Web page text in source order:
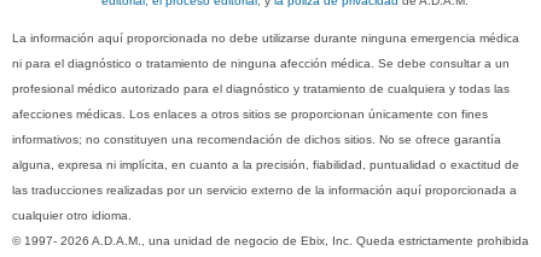
La información aquí proporcionada no debe utilizarse durante ninguna emergencia médica
ni para el diagnóstico o tratamiento de ninguna afección médica. Se debe consultar a un
profesional médico autorizado para el diagnóstico y tratamiento de cualquiera y todas las
afecciones médicas. Los enlaces a otros sitios se proporcionan únicamente con fines
informativos; no constituyen una recomendación de dichos sitios. No se ofrece garantía
alguna, expresa ni implícita, en cuanto a la precisión, fiabilidad, puntualidad o exactitud de
las traducciones realizadas por un servicio externo de la información aquí proporcionada a
cualquier otro idioma.
© 1997- 2026 A.D.A.M., una unidad de negocio de Ebix, Inc. Queda estrictamente prohibida